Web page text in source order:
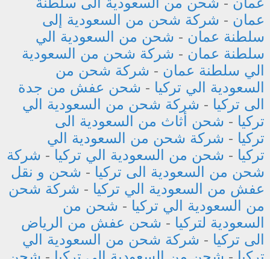
عمان - شركة شحن من السعودية إلى
سلطنة عمان - شحن من السعودية الي
سلطنة عمان - شركة شحن من السعودية
الي سلطنة عمان - شركة شحن من
السعودية الي تركيا - شحن عفش من جدة
الى تركيا - شركة شحن من السعودية الي
تركيا - شحن أثاث من السعودية الى
تركيا - شركة شحن من السعودية الي
تركيا - شحن من السعودية الي تركيا - شركة
شحن من السعودية الى تركيا - شحن و نقل
عفش من السعودية الي تركيا - شركة شحن
من السعودية الي تركيا - شحن من
السعودية لتركيا - شحن عفش من الرياض
الى تركيا - شركة شحن من السعودية الي